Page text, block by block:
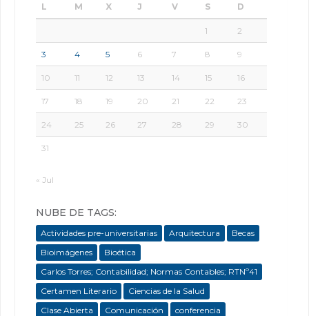
L M X J V S D
1 2
3 4 5 6 7 8 9
10 11 12 13 14 15 16
17 18 19 20 21 22 23
24 25 26 27 28 29 30
31
« Jul
NUBE DE TAGS:
Actividades pre-universitarias Arquitectura
Becas
Bioimágenes
Bioética
Carlos Torres; Contabilidad; Normas Contables; RTNº41
Certamen Literario
Ciencias de la Salud
Clase Abierta
Comunicación
conferencia